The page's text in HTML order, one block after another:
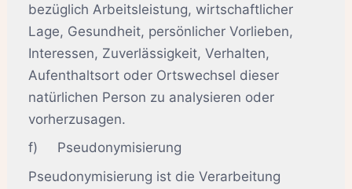
bezüglich Arbeitsleistung, wirtschaftlicher
Lage, Gesundheit, persönlicher Vorlieben,
Interessen, Zuverlässigkeit, Verhalten,
Aufenthaltsort oder Ortswechsel dieser
natürlichen Person zu analysieren oder
vorherzusagen.
f) Pseudonymisierung
Pseudonymisierung ist die Verarbeitung